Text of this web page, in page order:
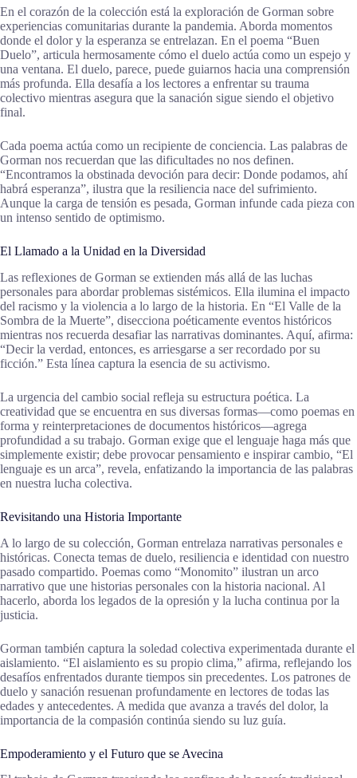
En el corazón de la colección está la exploración de Gorman sobre
experiencias comunitarias durante la pandemia. Aborda momentos
donde el dolor y la esperanza se entrelazan. En el poema “Buen
Duelo”, articula hermosamente cómo el duelo actúa como un espejo y
una ventana. El duelo, parece, puede guiarnos hacia una comprensión
más profunda. Ella desafía a los lectores a enfrentar su trauma
colectivo mientras asegura que la sanación sigue siendo el objetivo
final.
Cada poema actúa como un recipiente de conciencia. Las palabras de
Gorman nos recuerdan que las dificultades no nos definen.
“Encontramos la obstinada devoción para decir: Donde podamos, ahí
habrá esperanza”, ilustra que la resiliencia nace del sufrimiento.
Aunque la carga de tensión es pesada, Gorman infunde cada pieza con
un intenso sentido de optimismo.
El Llamado a la Unidad en la Diversidad
Las reflexiones de Gorman se extienden más allá de las luchas
personales para abordar problemas sistémicos. Ella ilumina el impacto
del racismo y la violencia a lo largo de la historia. En “El Valle de la
Sombra de la Muerte”, disecciona poéticamente eventos históricos
mientras nos recuerda desafiar las narrativas dominantes. Aquí, afirma:
“Decir la verdad, entonces, es arriesgarse a ser recordado por su
ficción.” Esta línea captura la esencia de su activismo.
La urgencia del cambio social refleja su estructura poética. La
creatividad que se encuentra en sus diversas formas—como poemas en
forma y reinterpretaciones de documentos históricos—agrega
profundidad a su trabajo. Gorman exige que el lenguaje haga más que
simplemente existir; debe provocar pensamiento e inspirar cambio, “El
lenguaje es un arca”, revela, enfatizando la importancia de las palabras
en nuestra lucha colectiva.
Revisitando una Historia Importante
A lo largo de su colección, Gorman entrelaza narrativas personales e
históricas. Conecta temas de duelo, resiliencia e identidad con nuestro
pasado compartido. Poemas como “Monomito” ilustran un arco
narrativo que une historias personales con la historia nacional. Al
hacerlo, aborda los legados de la opresión y la lucha continua por la
justicia.
Gorman también captura la soledad colectiva experimentada durante el
aislamiento. “El aislamiento es su propio clima,” afirma, reflejando los
desafíos enfrentados durante tiempos sin precedentes. Los patrones de
duelo y sanación resuenan profundamente en lectores de todas las
edades y antecedentes. A medida que avanza a través del dolor, la
importancia de la compasión continúa siendo su luz guía.
Empoderamiento y el Futuro que se Avecina